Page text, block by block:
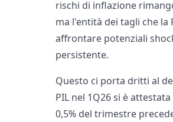
rischi di inflazione
ma l'entità dei tagli che
affrontare potenziali
persistente.
Questo ci porta dritti al
PIL nel 1Q26 si è
0,5% del trimestre